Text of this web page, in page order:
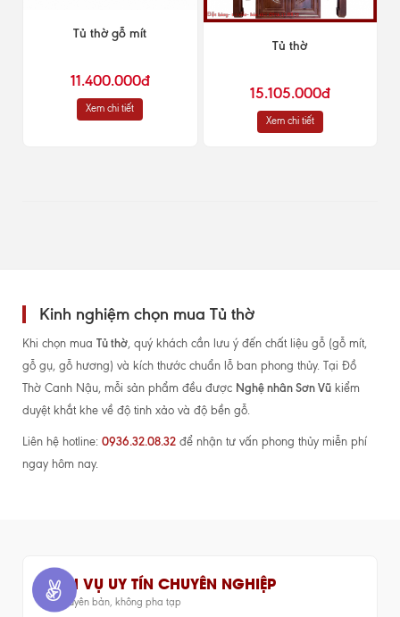
Tủ thờ gỗ mít
11.400.000đ
Xem chi tiết
Tủ thờ
15.105.000đ
Xem chi tiết
Kinh nghiệm chọn mua Tủ thờ
Khi chọn mua Tủ thờ, quý khách cần lưu ý đến chất liệu gỗ (gỗ mít,
gỗ gụ, gỗ hương) và kích thước chuẩn lỗ ban phong thủy. Tại Đồ
Thờ Canh Nậu, mỗi sản phẩm đều được Nghệ nhân Sơn Vũ kiểm
duyệt khắt khe về độ tinh xảo và độ bền gỗ.
Liên hệ hotline: 0936.32.08.32 để nhận tư vấn phong thủy miễn phí
ngay hôm nay.
DỊCH VỤ UY TÍN CHUYÊN NGHIỆP
Gỗ nguyên bản, không pha tạp